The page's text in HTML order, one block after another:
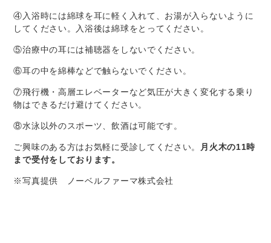
④入浴時には綿球を耳に軽く入れて、お湯が入らないように
してください。入浴後は綿球をとってください。
⑤治療中の耳には補聴器をしないでください。
⑥耳の中を綿棒などで触らないでください。
⑦飛行機・高層エレベーターなど気圧が大きく変化する乗り
物はできるだけ避けてください。
⑧水泳以外のスポーツ、飲酒は可能です。
ご興味のある方はお気軽に受診してください。
月火木の11時
まで受付をしております。
※写真提供 ノーベルファーマ株式会社